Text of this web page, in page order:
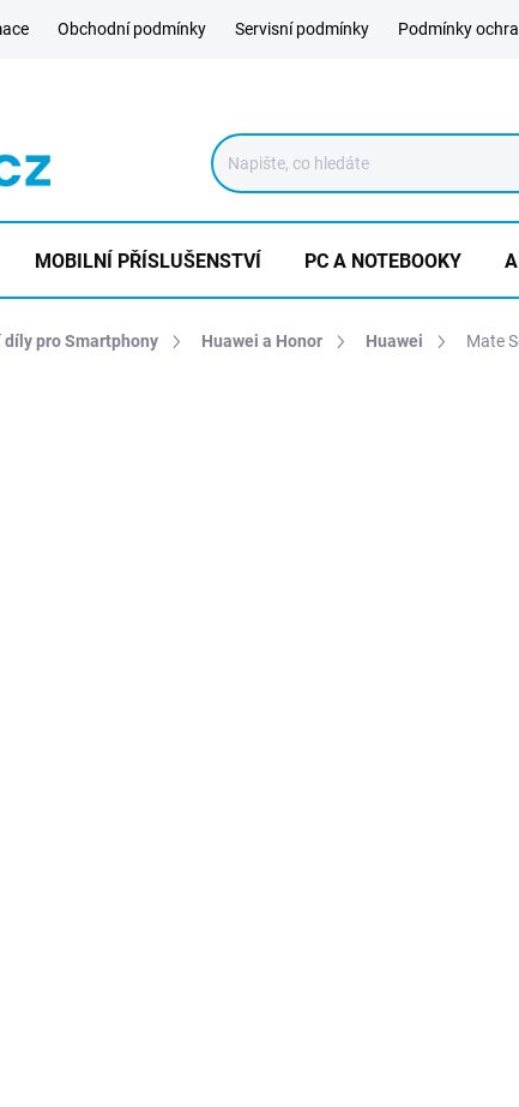
Obchodní podmínky Servisní podmínky Podmínky
MOBILNÍ PŘÍSLUŠENSTVÍ PC A NOTEBOOKY
díly pro Smartphony Huawei a Honor Huawei Mate